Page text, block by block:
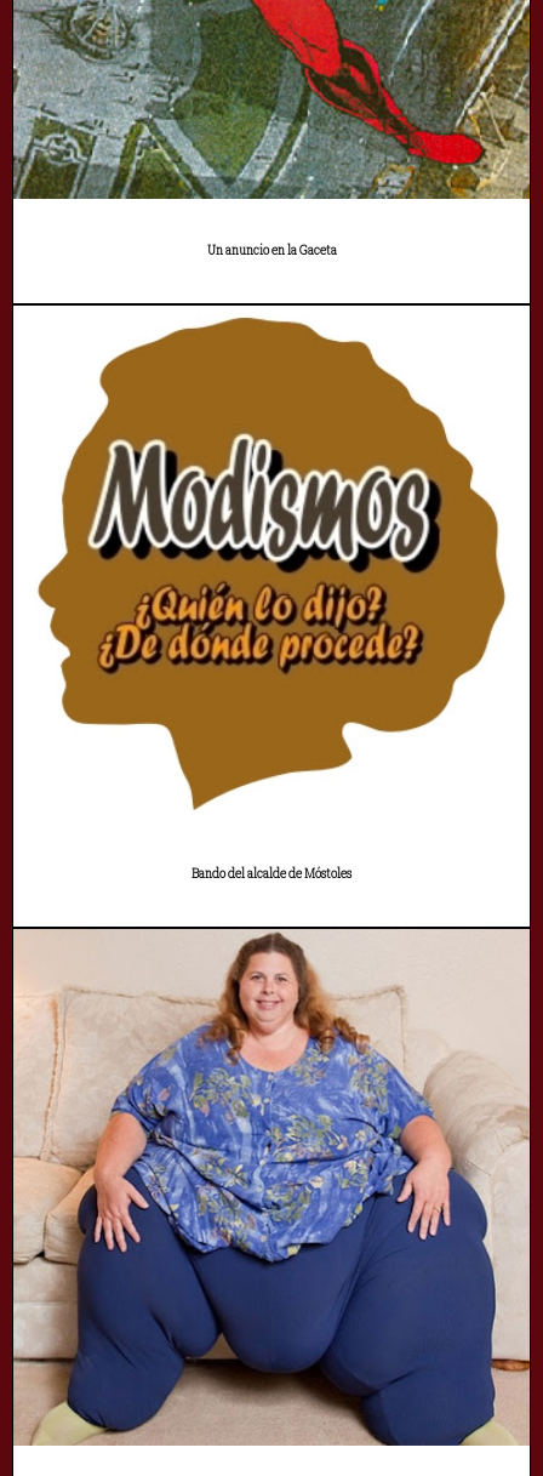
Un anuncio en la Gaceta
Bando del alcalde de Móstoles